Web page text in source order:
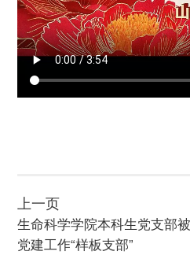
上一页
生命科学学院本科生党支部
党建工作“样板支部”